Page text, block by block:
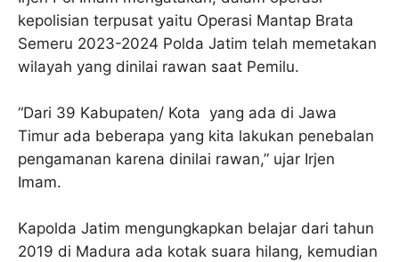
kepolisian terpusat yaitu Operasi Mantap Brata
Semeru 2023-2024 Polda Jatim telah memetakan
wilayah yang dinilai rawan saat Pemilu.
“Dari 39 Kabupaten/ Kota yang ada di Jawa
Timur ada beberapa yang kita lakukan penebalan
pengamanan karena dinilai rawan,” ujar Irjen
Imam.
Kapolda Jatim mengungkapkan belajar dari tahun
2019 di Madura ada kotak suara hilang, kemudian